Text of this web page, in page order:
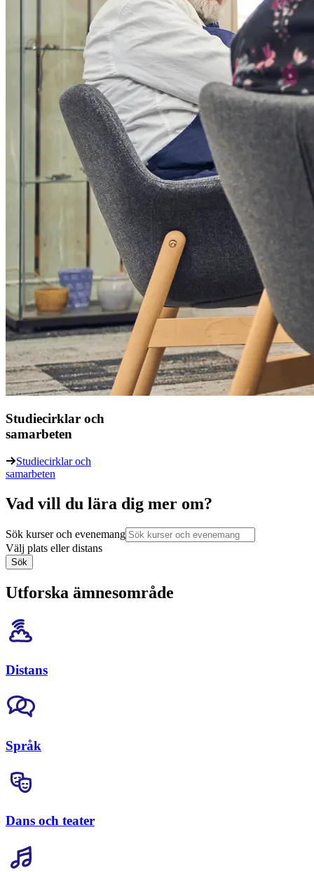
Studiecirklar och
samarbeten
Studiecirklar och
samarbeten
Vad vill du lära dig mer om?
Sök kurser och evenemang
Välj plats eller distans
Sök
Utforska ämnesområde
Distans
Språk
Dans och teater